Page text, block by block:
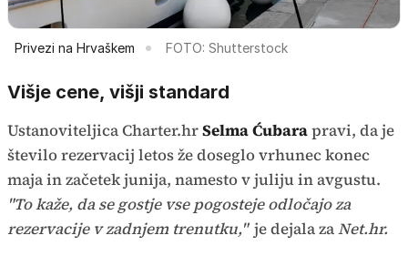
Privezi na Hrvaškem FOTO: Shutterstock
Višje cene, višji standard
Ustanoviteljica Charter.hrSelma Ćubarapravi, da je
število rezervacij letos že doseglo vrhunec konec
maja in začetek junija, namesto v juliju in avgustu.
"To kaže, da se gostje vse pogosteje odločajo za
rezervacije v zadnjem trenutku," je dejala zaNet.hr.